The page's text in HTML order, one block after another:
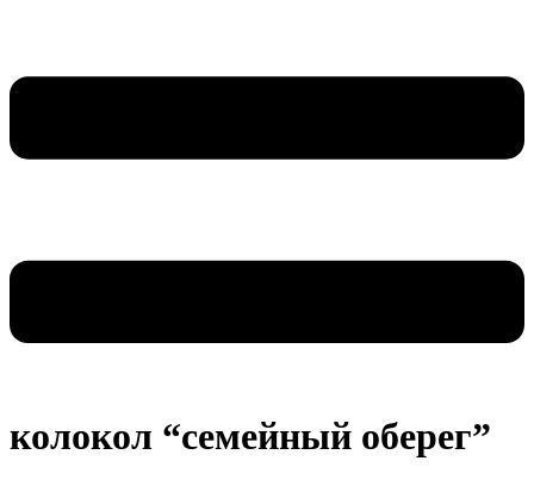
колокол “семейный оберег”